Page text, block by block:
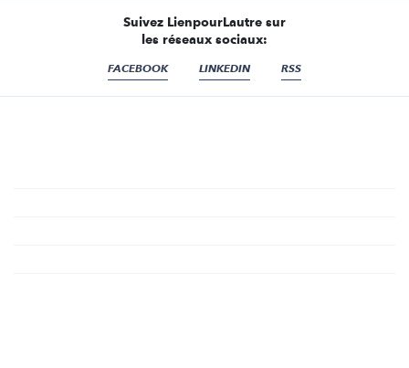
Suivez LienpourLautre sur
les réseaux sociaux:
FACEBOOK LINKEDIN RSS